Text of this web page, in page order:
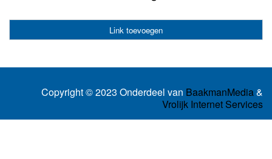
Link toevoegen
Copyright © 2023 Onderdeel van BaakmanMedia&
Vrolijk Internet Services